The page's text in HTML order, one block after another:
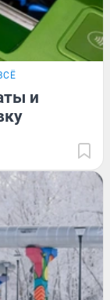
и